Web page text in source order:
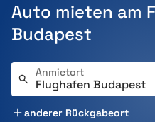
Auto mieten am
Budapest
Anmietort
anderer Rückgabeort